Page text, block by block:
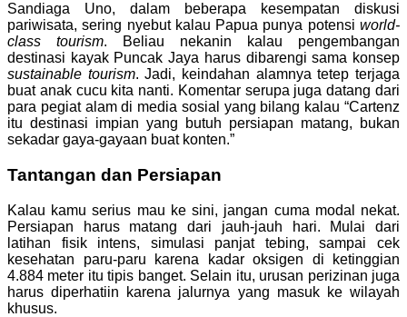
Sandiaga Uno, dalam beberapa kesempatan diskusi
pariwisata, sering nyebut kalau Papua punya potensi world-
class tourism. Beliau nekanin kalau pengembangan
destinasi kayak Puncak Jaya harus dibarengi sama konsep
sustainable tourism. Jadi, keindahan alamnya tetep terjaga
buat anak cucu kita nanti. Komentar serupa juga datang dari
para pegiat alam di media sosial yang bilang kalau “Cartenz
itu destinasi impian yang butuh persiapan matang, bukan
sekadar gaya-gayaan buat konten.”
Tantangan dan Persiapan
Kalau kamu serius mau ke sini, jangan cuma modal nekat.
Persiapan harus matang dari jauh-jauh hari. Mulai dari
latihan fisik intens, simulasi panjat tebing, sampai cek
kesehatan paru-paru karena kadar oksigen di ketinggian
4.884 meter itu tipis banget. Selain itu, urusan perizinan juga
harus diperhatiin karena jalurnya yang masuk ke wilayah
khusus.